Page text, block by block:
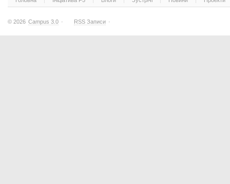
© 2026 Campus 3.0 · RSS Записи ·